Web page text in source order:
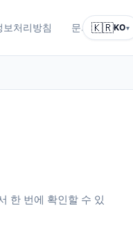
보처리방침 문의하기
🇰🇷KO▾
한 번에 확인할 수 있